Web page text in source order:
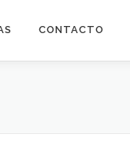
CONTACTO